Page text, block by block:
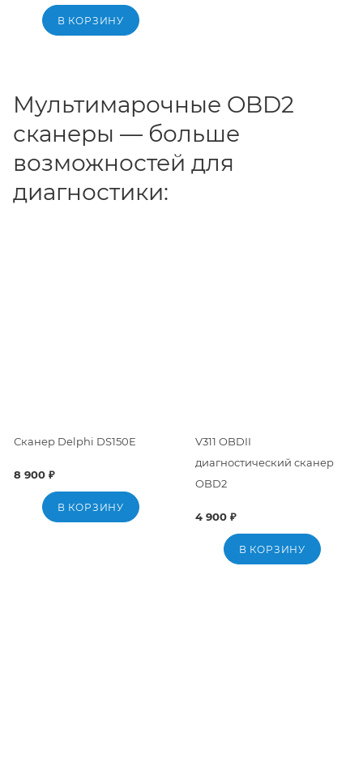
В КОРЗИНУ
Мультимарочные OBD2
сканеры — больше
возможностей для
диагностики:
Сканер Delphi DS150E
8 900 ₽
В КОРЗИНУ
V311 OBDII
диагностический сканер
OBD2
4 900 ₽
В КОРЗИНУ